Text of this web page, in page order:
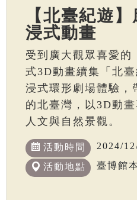
【北臺紀遊
浸式動畫
受到廣大觀眾喜愛的
式3D動畫續集「北
浸式環形劇場體驗，
的北臺灣，以3D動
人文與自然景觀。
活動時間 2024/
活動地點 臺博館